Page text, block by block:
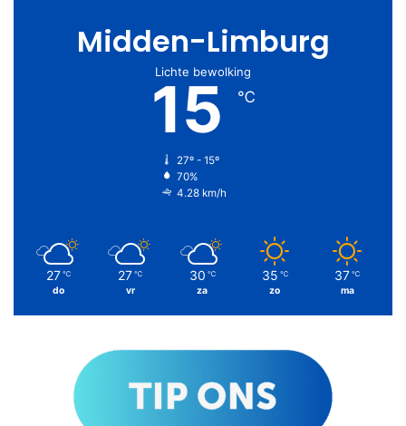
Midden-Limburg
Lichte bewolking
15 ℃
27º - 15º
70%
4.28 km/h
27 ℃
do
27 ℃
vr
30 ℃
za
35 ℃
zo
37 ℃
ma